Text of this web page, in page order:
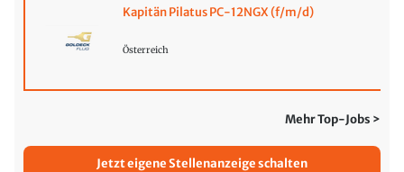
Kapitän Pilatus PC-12NGX (f/m/d)
Österreich
Mehr Top-Jobs >
Jetzt eigene Stellenanzeige schalten